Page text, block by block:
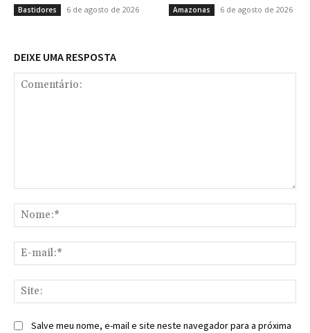
Bastidores 6 de agosto de 2026 Amazonas 6 de agosto de 2026
DEIXE UMA RESPOSTA
Salve meu nome, e-mail e site neste navegador para a próxima